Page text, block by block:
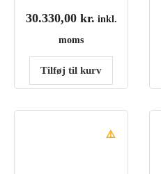
30.330,00 kr. inkl.
moms
Tilføj til kurv
⚠️